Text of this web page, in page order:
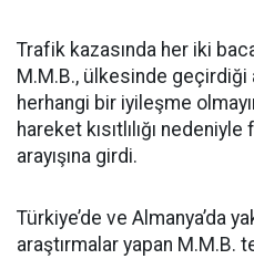
Trafik kazasında her iki
M.M.B., ülkesinde geçirdiği
herhangi bir iyileşme
hareket kısıtlılığı
arayışına girdi.
Türkiye’de ve Almanya’da
araştırmalar yapan M.M.B.